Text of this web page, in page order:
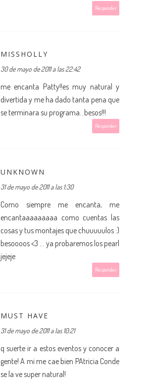
Responder
MISSHOLLY
30 de mayo de 2011 a las 22:42
me encanta Patty!!es muy natural y
divertida y me ha dado tanta pena que
se terminara su programa...besos!!!
Responder
UNKNOWN
31 de mayo de 2011 a las 1:30
Como siempre me encanta, me
encantaaaaaaaaa como cuentas las
cosas y tus montajes que chuuuuulos :)
besoooos <3 ... ya probaremos los pearl
jejeje
Responder
MUST HAVE
31 de mayo de 2011 a las 10:21
q suerte ir a estos eventos y conocer a
gente! A mi me cae bien PAtricia Conde
se la ve super natural!